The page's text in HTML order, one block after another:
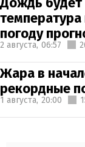
погоду
2 августа, 06:57
Жара в
рекордные
1 августа, 20:00